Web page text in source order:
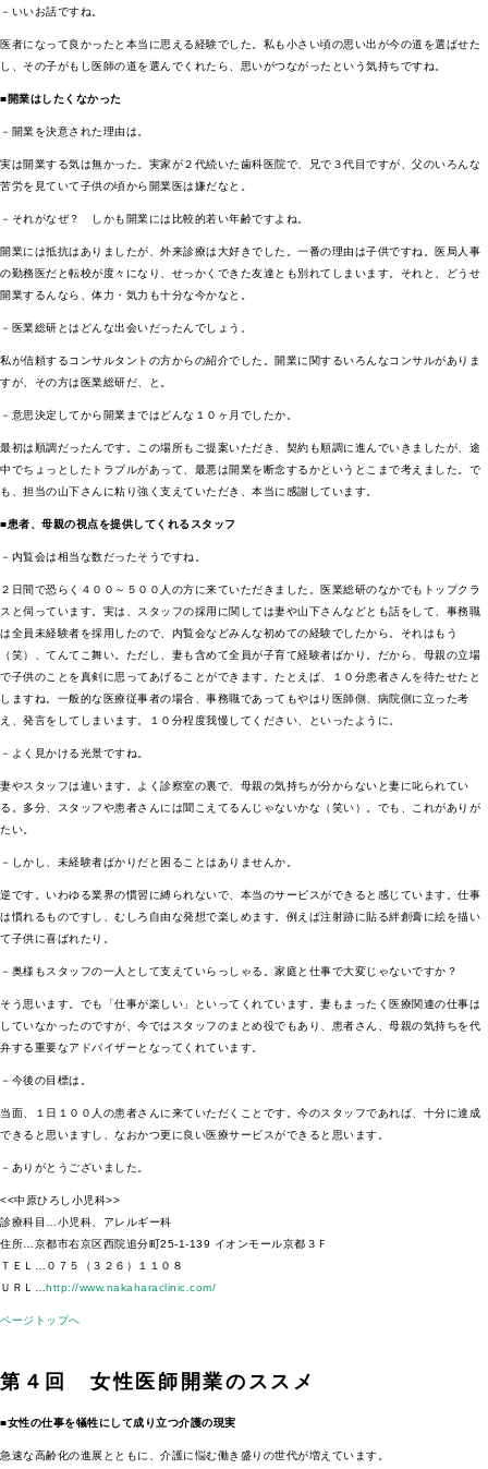
－いいお話ですね。
医者になって良かったと本当に思える経験でした。私も小さい頃の思い出が今の道を選ばせた
し、その子がもし医師の道を選んでくれたら、思いがつながったという気持ちですね。
■開業はしたくなかった
－開業を決意された理由は。
実は開業する気は無かった。実家が２代続いた歯科医院で、兄で３代目ですが、父のいろんな
苦労を見ていて子供の頃から開業医は嫌だなと。
－それがなぜ？ しかも開業には比較的若い年齢ですよね。
開業には抵抗はありましたが、外来診療は大好きでした。一番の理由は子供ですね。医局人事
の勤務医だと転校が度々になり、せっかくできた友達とも別れてしまいます。それと、どうせ
開業するんなら、体力・気力も十分な今かなと。
－医業総研とはどんな出会いだったんでしょう。
私が信頼するコンサルタントの方からの紹介でした。開業に関するいろんなコンサルがありま
すが、その方は医業総研だ、と。
－意思決定してから開業まではどんな１０ヶ月でしたか。
最初は順調だったんです。この場所もご提案いただき、契約も順調に進んでいきましたが、途
中でちょっとしたトラブルがあって、最悪は開業を断念するかというとこまで考えました。で
も、担当の山下さんに粘り強く支えていただき、本当に感謝しています。
■患者、母親の視点を提供してくれるスタッフ
－内覧会は相当な数だったそうですね。
２日間で恐らく４００～５００人の方に来ていただきました。医業総研のなかでもトップクラ
スと伺っています。実は、スタッフの採用に関しては妻や山下さんなどとも話をして、事務職
は全員未経験者を採用したので、内覧会などみんな初めての経験でしたから。それはもう
（笑）、てんてこ舞い。ただし、妻も含めて全員が子育て経験者ばかり。だから、母親の立場
で子供のことを真剣に思ってあげることができます。たとえば、１０分患者さんを待たせたと
しますね。一般的な医療従事者の場合、事務職であってもやはり医師側、病院側に立った考
え、発言をしてしまいます。１０分程度我慢してください、といったように。
－よく見かける光景ですね。
妻やスタッフは違います。よく診察室の裏で、母親の気持ちが分からないと妻に叱られてい
る。多分、スタッフや患者さんには聞こえてるんじゃないかな（笑い）。でも、これがありが
たい。
－しかし、未経験者ばかりだと困ることはありませんか。
逆です。いわゆる業界の慣習に縛られないで、本当のサービスができると感じています。仕事
は慣れるものですし、むしろ自由な発想で楽しめます。例えば注射跡に貼る絆創膏に絵を描い
て子供に喜ばれたり。
－奥様もスタッフの一人として支えていらっしゃる。家庭と仕事で大変じゃないですか？
そう思います。でも「仕事が楽しい」といってくれています。妻もまったく医療関連の仕事は
していなかったのですが、今ではスタッフのまとめ役でもあり、患者さん、母親の気持ちを代
弁する重要なアドバイザーとなってくれています。
－今後の目標は。
当面、１日１００人の患者さんに来ていただくことです。今のスタッフであれば、十分に達成
できると思いますし、なおかつ更に良い医療サービスができると思います。
－ありがとうございました。
<<中原ひろし小児科>>
診療科目…小児科、アレルギー科
住所…京都市右京区西院追分町25-1-139 イオンモール京都３Ｆ
ＴＥＬ…０７５（３２６）１１０８
ＵＲＬ… http://www.nakaharaclinic.com/
ページトップへ
第４回 女性医師開業のススメ
■女性の仕事を犠牲にして成り立つ介護の現実
急速な高齢化の進展とともに、介護に悩む働き盛りの世代が増えています。